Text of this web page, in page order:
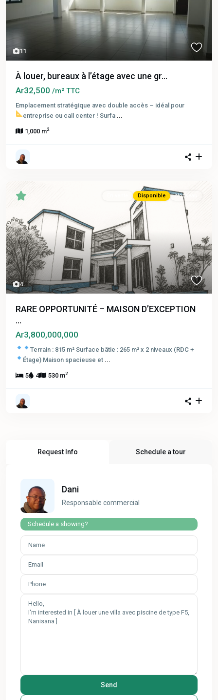
11
À louer, bureaux à l’étage avec une gr...
Ar32,500 /m² TTC
Emplacement stratégique avec double accès – idéal pour
entreprise ou call center ! Surfa ...
1,000 m2
4
Disponible Nouveau
RARE OPPORTUNITÉ – MAISON D’EXCEPTION
...
Ar3,800,000,000
Terrain : 815 m²Surface bâtie : 265 m² x 2 niveaux (RDC +
Étage)Maison spacieuse et ...
5 4 530 m2
Request Info Schedule a tour
Dani
Responsable commercial
Schedule a showing?